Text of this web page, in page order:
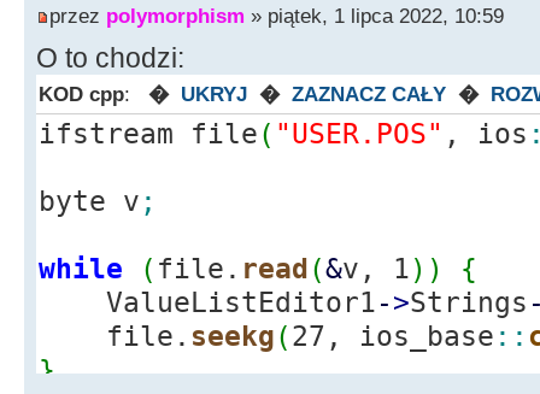
>Strings-
}
Edit34
Edit33 - > Text
" Bajtów";
delete
]
}
przez polymorphism » piątek, 1 lipca 2022, 10:59
O to chodzi:
KOD cpp: � UKRYJ � ZAZNACZ CAŁY �
ifstream file( "USER.POS" , ios
byte v ;
while ( file. read (&v, 1) )
{
ValueListEditor1->Strings
file. seekg(27, ios_base ::
}